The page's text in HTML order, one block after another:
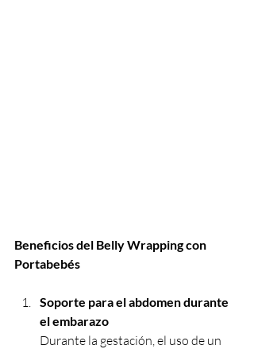
Beneficios del Belly Wrapping con
Portabebés
Soporte para el abdomen durante
el embarazo
Durante la gestación, el uso de un